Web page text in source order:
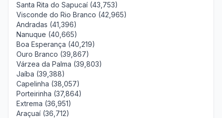
Santa Rita do Sapucaí (43,753)
Visconde do Rio Branco (42,965)
Andradas (41,396)
Nanuque (40,665)
Boa Esperança (40,219)
Ouro Branco (39,867)
Várzea da Palma (39,803)
Jaíba (39,388)
Capelinha (38,057)
Porteirinha (37,864)
Extrema (36,951)
Araçuaí (36,712)